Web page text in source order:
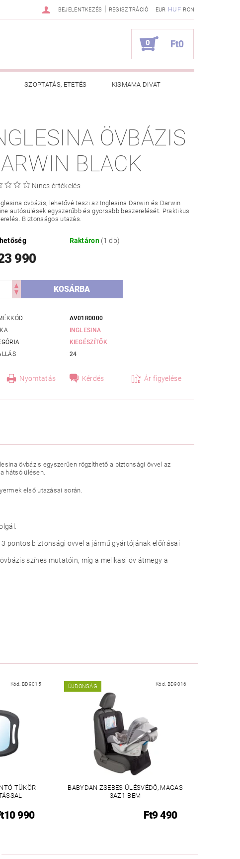
EUR HUF RON
BEJELENTKEZÉS | REGISZTRÁCIÓ
0 Ft0
SZOPTATÁS, ETETÉS KISMAMA DIVAT
HASZNOS TANÁCSOK RENDELÉSEM
ÖVBÁZIS
BLACK
Nincs értékelés
övbázis, lehetővé teszi az Inglesina Darwin és Darwin
autósülések egyszerűbb és gyorsabb beszerelését. Praktikus
Biztonságos utazás.
Raktáron (1 db)
990
AV01R0000
INGLESINA
KIEGÉSZÍTŐK
24
Nyomtatás Kérdés Ár figyelése
övbázis egyszerűen rögzíthető a biztonsági övvel az
hátsó ülésen.
első utazásai során.
pontos biztonsági övvel a jármű gyártójának előírásai
színes mutatóin, míg a mellkasi öv átmegy a
Kód: BD9015
TÜKÖR
990
ÚJDONSÁG Kód: BD9016
BABYDAN ZSEBES ÜLÉSVÉDŐ, MAGAS
3AZ1-BEM
Ft9 490